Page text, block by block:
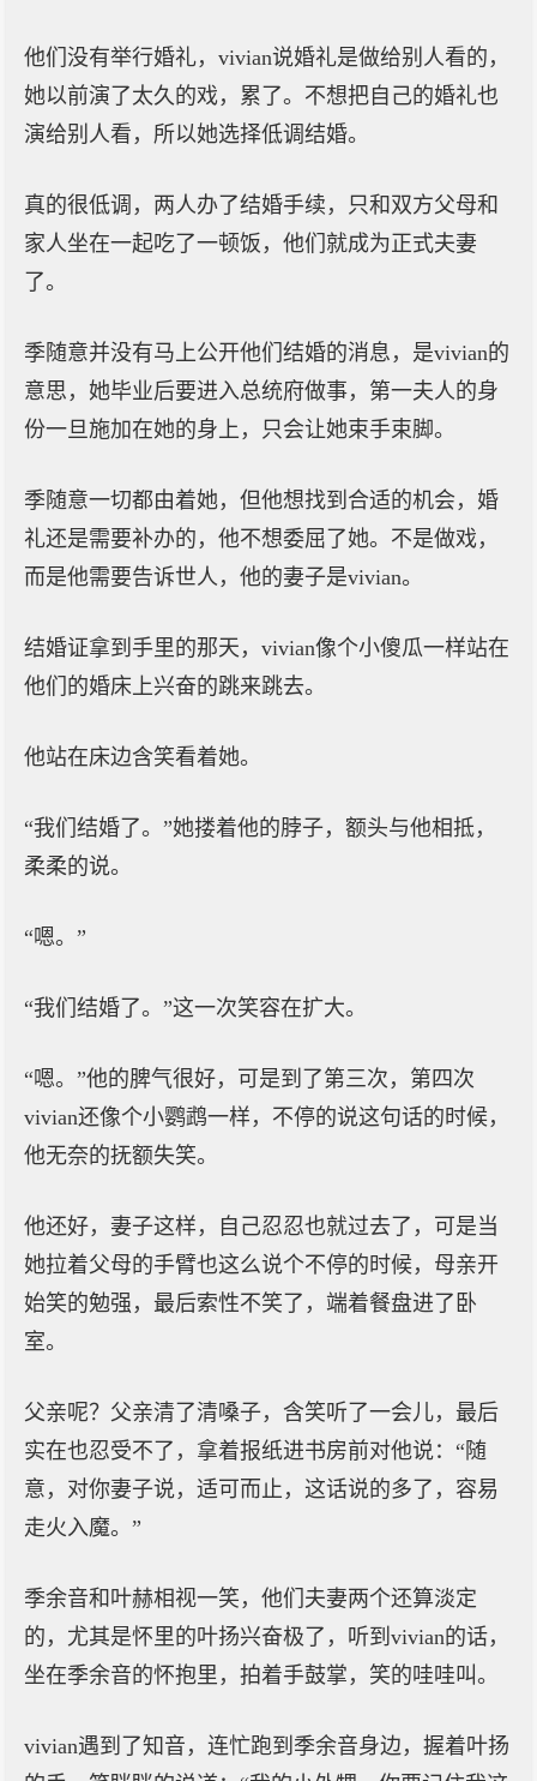
他们没有举行婚礼，vivian说婚礼是做给别人看的，
她以前演了太久的戏，累了。不想把自己的婚礼也
演给别人看，所以她选择低调结婚。
真的很低调，两人办了结婚手续，只和双方父母和
家人坐在一起吃了一顿饭，他们就成为正式夫妻
了。
季随意并没有马上公开他们结婚的消息，是vivian的
意思，她毕业后要进入总统府做事，第一夫人的身
份一旦施加在她的身上，只会让她束手束脚。
季随意一切都由着她，但他想找到合适的机会，婚
礼还是需要补办的，他不想委屈了她。不是做戏，
而是他需要告诉世人，他的妻子是vivian。
结婚证拿到手里的那天，vivian像个小傻瓜一样站在
他们的婚床上兴奋的跳来跳去。
他站在床边含笑看着她。
“我们结婚了。”她搂着他的脖子，额头与他相抵，
柔柔的说。
“嗯。”
“我们结婚了。”这一次笑容在扩大。
“嗯。”他的脾气很好，可是到了第三次，第四次
vivian还像个小鹦鹉一样，不停的说这句话的时候，
他无奈的抚额失笑。
他还好，妻子这样，自己忍忍也就过去了，可是当
她拉着父母的手臂也这么说个不停的时候，母亲开
始笑的勉强，最后索性不笑了，端着餐盘进了卧
室。
父亲呢？父亲清了清嗓子，含笑听了一会儿，最后
实在也忍受不了，拿着报纸进书房前对他说：“随
意，对你妻子说，适可而止，这话说的多了，容易
走火入魔。”
季余音和叶赫相视一笑，他们夫妻两个还算淡定
的，尤其是怀里的叶扬兴奋极了，听到vivian的话，
坐在季余音的怀抱里，拍着手鼓掌，笑的哇哇叫。
vivian遇到了知音，连忙跑到季余音身边，握着叶扬